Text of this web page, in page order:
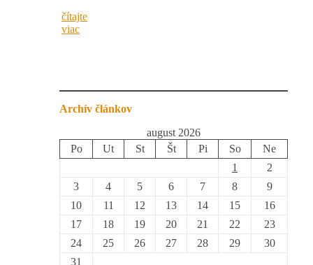
čítajte
viac
Archív článkov
august 2026
Po
Ut St Št Pi So
Ne
1
2
3
4 5 6 7 8
9
10
11 12 13 14 15
16
17
18 19 20 21 22
23
24
25 26 27 28 29
30
31